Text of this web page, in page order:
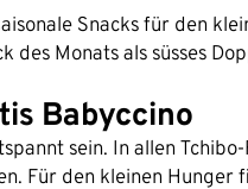
Snacks für den
des Monats als süsses
Babyccino
sein. In allen
Für den kleinen